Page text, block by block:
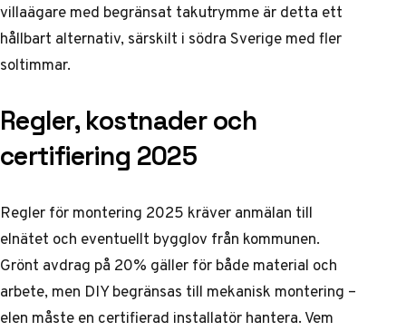
villaägare med begränsat takutrymme är detta ett
hållbart alternativ, särskilt i södra Sverige med fler
soltimmar.
Regler, kostnader och
certifiering 2025
Regler för montering 2025 kräver anmälan till
elnätet och eventuellt bygglov från kommunen.
Grönt avdrag på 20% gäller för både material och
arbete, men DIY begränsas till mekanisk montering –
elen måste en certifierad installatör hantera. Vem